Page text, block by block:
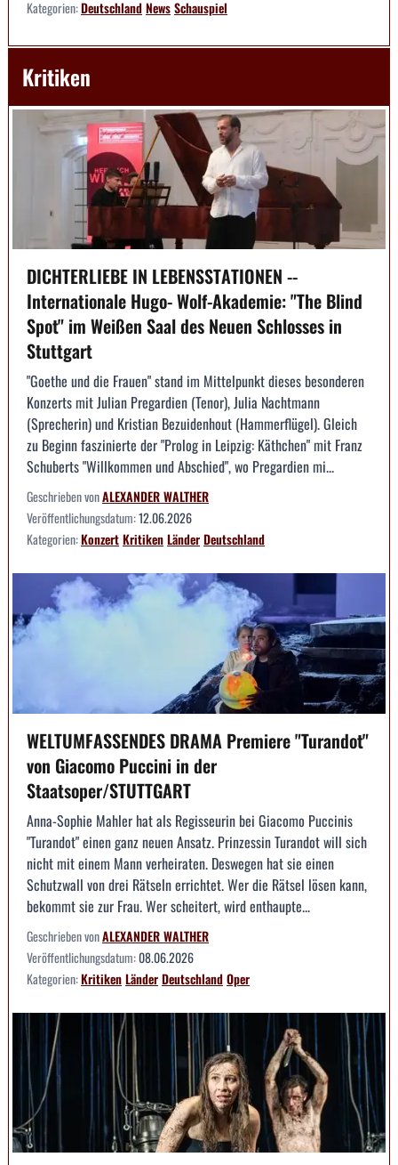
Kategorien:DeutschlandNewsSchauspiel
Kritiken
DICHTERLIEBE IN LEBENSSTATIONEN --
Internationale Hugo- Wolf-Akademie: "The Blind
Spot" im Weißen Saal des Neuen Schlosses in
Stuttgart
"Goethe und die Frauen" stand im Mittelpunkt dieses besonderen
Konzerts mit Julian Pregardien (Tenor), Julia Nachtmann
(Sprecherin) und Kristian Bezuidenhout (Hammerflügel). Gleich
zu Beginn faszinierte der "Prolog in Leipzig: Käthchen" mit Franz
Schuberts "Willkommen und Abschied", wo Pregardien mi...
Geschrieben vonALEXANDER WALTHER
Veröffentlichungsdatum:12.06.2026
Kategorien:KonzertKritikenLänderDeutschland
WELTUMFASSENDES DRAMA Premiere "Turandot"
von Giacomo Puccini in der
Staatsoper/STUTTGART
Anna-Sophie Mahler hat als Regisseurin bei Giacomo Puccinis
"Turandot" einen ganz neuen Ansatz. Prinzessin Turandot will sich
nicht mit einem Mann verheiraten. Deswegen hat sie einen
Schutzwall von drei Rätseln errichtet. Wer die Rätsel lösen kann,
bekommt sie zur Frau. Wer scheitert, wird enthaupte...
Geschrieben vonALEXANDER WALTHER
Veröffentlichungsdatum:08.06.2026
Kategorien:KritikenLänderDeutschlandOper